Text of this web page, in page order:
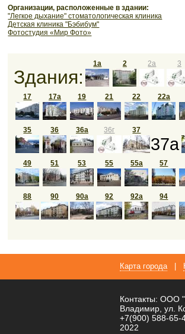
Организации, расположенные в здании:
"Легкое дыхание" стоматологическая клиника
Детская клиника "Бэбибум"
Фотостудия «Мир Фото»
Здания:
1а 2 2а 3
17 17а 19 21 22 22а
35 36 36а 36г 37
37а
49 51 53 55 55а 57
88 90 90а 92 92а 94
Карта города
Контакты: ООО
Владимир, ул.
+7(900) 588-
2022